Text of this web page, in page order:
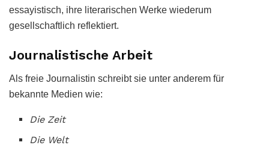
essayistisch, ihre literarischen Werke wiederum
gesellschaftlich reflektiert.
Journalistische Arbeit
Als freie Journalistin schreibt sie unter anderem für
bekannte Medien wie:
Die Zeit
Die Welt